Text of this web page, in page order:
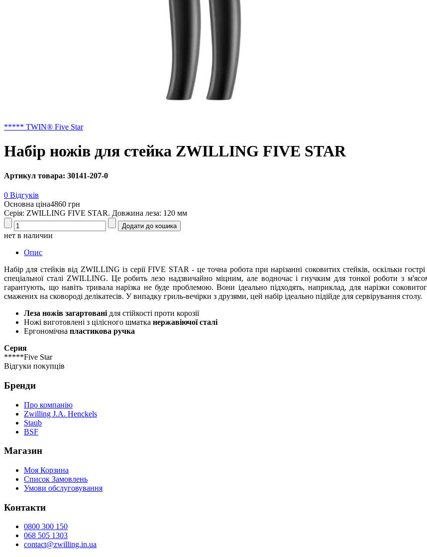
***** TWIN® Five Star
Набір ножів для стейка ZWILLING FIVE STAR
Артикул товара: 30141-207-0
0 Відгуків
Основна ціна4860 грн
Серія: ZWILLING FIVE STAR. Довжина леза: 120 мм
нет в наличии
Опис
Набір для стейків від ZWILLING із серії FIVE STAR - це точна робота при нарізанні соковитих стейків, оскільки
спеціальної сталі ZWILLING. Це робить лезо надзвичайно міцним, але водночас і гнучким для тонкої роботи з
гарантують, що навіть тривала нарізка не буде проблемою. Вони ідеально підходять, наприклад, для нарізки
смажених на сковороді делікатесів. У випадку гриль-вечірки з друзями, цей набір ідеально підійде для сервірування столу.
Леза ножів загартовані для стійкості проти корозії
Ножі виготовлені з цілісного шматка нержавіючої сталі
Ергономічна пластикова ручка
Серия
*****Five Star
Відгуки покупців
Бренди
Про компанію
Zwilling J.A. Henckels
Staub
BSF
Магазин
Моя Корзина
Список Замовлень
Умови обслуговування
Контакти
0800 300 150
068 505 1303
contact@zwilling.in.ua